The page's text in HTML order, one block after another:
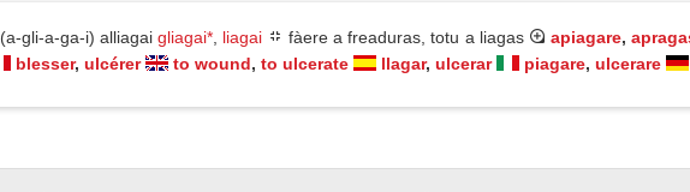
(a-gli-a-ga-i) alliagaigliagai* liagai fàere a freaduras, totu a liagas apiagare,
blesser, ulcérer to wound, to ulcerate llagar, ulcerar piagare, ulcerare